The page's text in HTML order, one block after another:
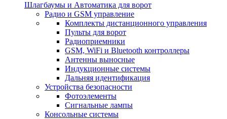
Шлагбаумы и Автоматика для ворот
Радио и GSM управление
Комплекты дистанционного управления
Пульты для ворот
Радиоприемники
GSM, WiFi и Bluetooth контроллеры
Антенны выносные
Индукционные системы
Дальняя идентификация
Устройства безопасности
Фотоэлементы
Сигнальные лампы
Консольные системы